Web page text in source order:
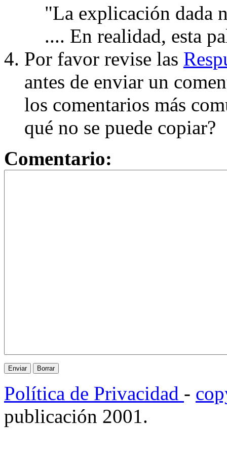
"La explicación dada
.... En realidad, esta
Por favor revise las
antes de enviar un
los comentarios más
qué no se puede copiar?
Comentario:
Política de Privacidad -
publicación 2001.